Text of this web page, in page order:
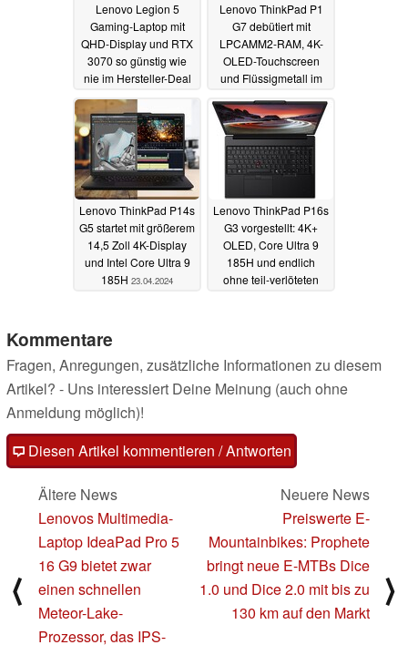
Lenovo Legion 5
Gaming-Laptop mit
QHD-Display und RTX
3070 so günstig wie
nie im Hersteller-Deal
06.05.2024
Lenovo ThinkPad P1
G7 debütiert mit
LPCAMM2-RAM, 4K-
OLED-Touchscreen
und Flüssigmetall im
23.04.2024
Lenovo ThinkPad P14s
G5 startet mit größerem
14,5 Zoll 4K-Display
und Intel Core Ultra 9
185H 23.04.2024
Lenovo ThinkPad P16s
G3 vorgestellt: 4K+
OLED, Core Ultra 9
185H und endlich
ohne teil-verlöteten
Kommentare
Fragen, Anregungen, zusätzliche Informationen zu diesem
Artikel? - Uns interessiert Deine Meinung (auch ohne
Anmeldung möglich)!
Diesen Artikel kommentieren / Antworten
⟨
Ältere News
Lenovos Multimedia-
Laptop IdeaPad Pro 5
16 G9 bietet zwar
einen schnellen
Meteor-Lake-
Prozessor, das IPS-
Neuere News
Preiswerte E-
Mountainbikes: Prophete
bringt neue E-MTBs Dice
1.0 und Dice 2.0 mit bis zu
130 km auf den Markt
⟩